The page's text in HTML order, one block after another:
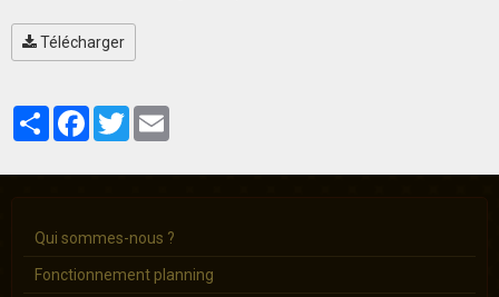
Télécharger
PartagerFacebook
Twitter
Qui sommes-nous ?
Fonctionnement planning